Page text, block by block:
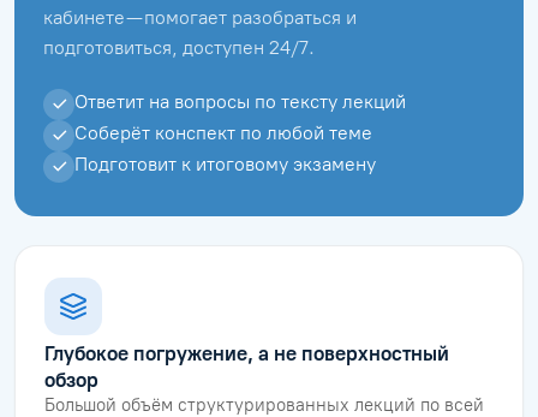
кабинете — помогает разобраться и
подготовиться, доступен 24/7.
Ответит на вопросы по тексту лекций
Соберёт конспект по любой теме
Подготовит к итоговому экзамену
Глубокое погружение, а не поверхностный
обзор
Большой объём структурированных лекций по всей